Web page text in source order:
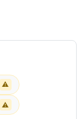
⚠
⚠